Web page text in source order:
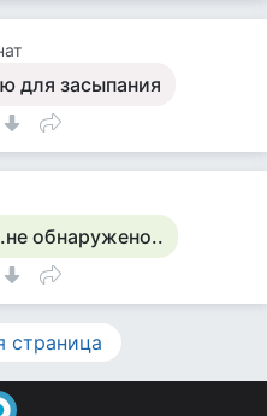
для засыпания
обнаружено..
страница